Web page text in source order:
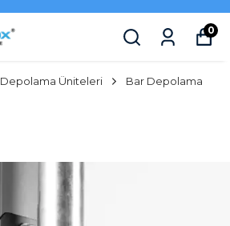
0
Depolama Üniteleri Bar Depolama